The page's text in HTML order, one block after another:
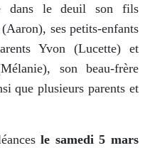
dans le deuil son fils
ses petits-enfants
Yvon (Lucette) et
son beau-frère
que plusieurs parents et
le samedi 5 mars